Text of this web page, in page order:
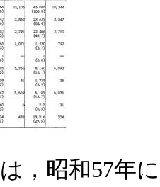
は，昭和57年